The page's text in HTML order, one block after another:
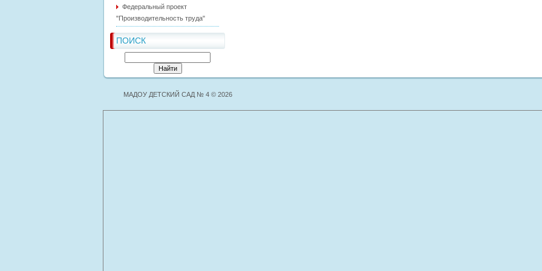
Федеральный проект
"Производительность труда"
ПОИСК
МАДОУ ДЕТСКИЙ САД № 4 © 2026